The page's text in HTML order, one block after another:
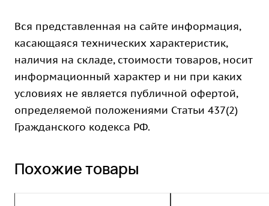
Вся представленная на сайте информация,
касающаяся технических характеристик,
наличия на складе, стоимости товаров, носит
информационный характер и ни при каких
условиях не является публичной офертой,
определяемой положениями Статьи 437(2)
Гражданского кодекса РФ.
Похожие товары